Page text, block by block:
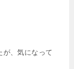
が、気になって